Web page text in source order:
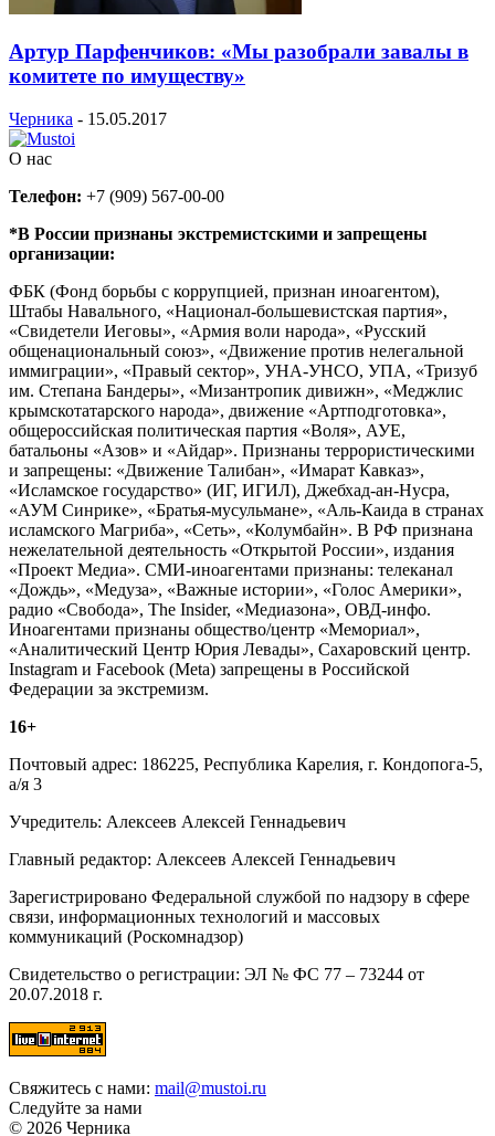
Артур Парфенчиков: «Мы разобрали завалы в
комитете по имуществу»
Черника - 15.05.2017
О нас
Телефон: +7 (909) 567-00-00
*В России признаны экстремистскими и запрещены
организации:
ФБК (Фонд борьбы с коррупцией, признан иноагентом),
Штабы Навального, «Национал-большевистская партия»,
«Свидетели Иеговы», «Армия воли народа», «Русский
общенациональный союз», «Движение против нелегальной
иммиграции», «Правый сектор», УНА-УНСО, УПА, «Тризуб
им. Степана Бандеры», «Мизантропик дивижн», «Меджлис
крымскотатарского народа», движение «Артподготовка»,
общероссийская политическая партия «Воля», АУЕ,
батальоны «Азов» и «Айдар». Признаны террористическими
и запрещены: «Движение Талибан», «Имарат Кавказ»,
«Исламское государство» (ИГ, ИГИЛ), Джебхад-ан-Нусра,
«АУМ Синрике», «Братья-мусульмане», «Аль-Каида в странах
исламского Магриба», «Сеть», «Колумбайн». В РФ признана
нежелательной деятельность «Открытой России», издания
«Проект Медиа». СМИ-иноагентами признаны: телеканал
«Дождь», «Медуза», «Важные истории», «Голос Америки»,
радио «Свобода», The Insider, «Медиазона», ОВД-инфо.
Иноагентами признаны общество/центр «Мемориал»,
«Аналитический Центр Юрия Левады», Сахаровский центр.
Instagram и Facebook (Metа) запрещены в Российской
Федерации за экстремизм.
16+
Почтовый адрес: 186225, Республика Карелия, г. Кондопога-5,
а/я 3
Учредитель: Алексеев Алексей Геннадьевич
Главный редактор: Алексеев Алексей Геннадьевич
Зарегистрировано Федеральной службой по надзору в сфере
связи, информационных технологий и массовых
коммуникаций (Роскомнадзор)
Свидетельство о регистрации: ЭЛ № ФС 77 – 73244 от
20.07.2018 г.
Свяжитесь с нами: mail@mustoi.ru
Следуйте за нами
© 2026 Черника